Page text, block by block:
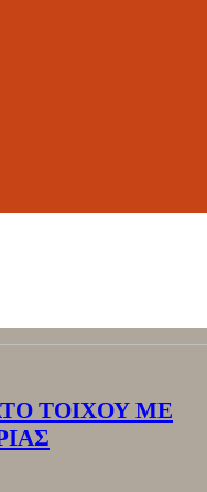
ΤΟΙΧΟΥ ΜΕ